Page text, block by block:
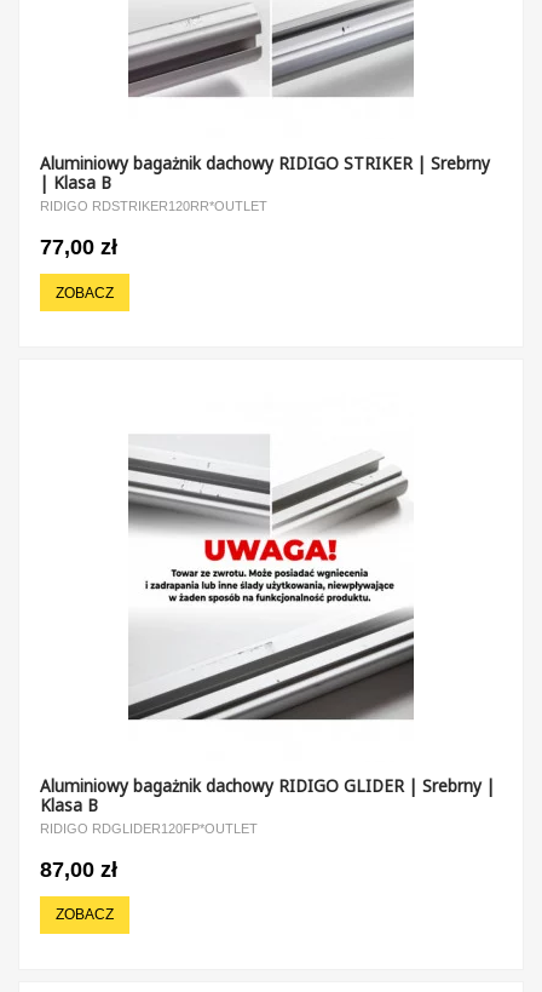
Aluminiowy bagażnik dachowy RIDIGO STRIKER | Srebrny
| Klasa B
RIDIGO RDSTRIKER120RR*OUTLET
77,00 zł
ZOBACZ
Aluminiowy bagażnik dachowy RIDIGO GLIDER | Srebrny |
Klasa B
RIDIGO RDGLIDER120FP*OUTLET
87,00 zł
ZOBACZ